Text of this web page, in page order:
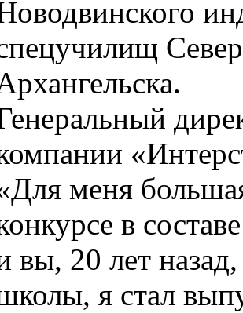
меня
в
вы, 20 лет
я стал